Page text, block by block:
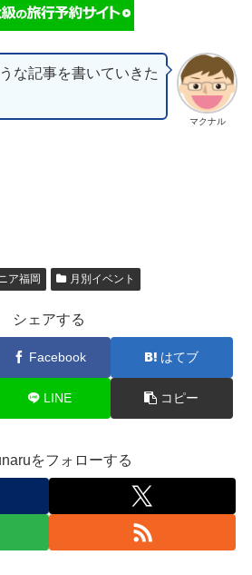
マクナル
な記事を書いていきた
ア福岡 月別イベント
シェアする
Facebook はてブ
LINE コピー
をフォローする